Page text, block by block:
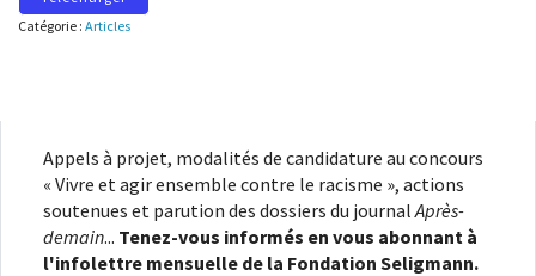
Catégorie : Articles
Appels à projet, modalités de candidature au concours
« Vivre et agir ensemble contre le racisme », actions
soutenues et parution des dossiers du journal Après-
demain... Tenez-vous informés en vous abonnant à
l'infolettre mensuelle de la Fondation Seligmann.